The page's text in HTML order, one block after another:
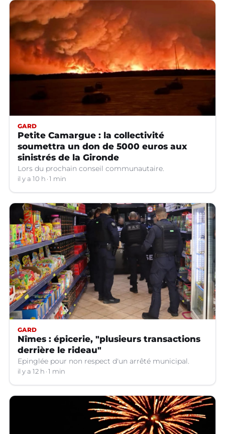
GARD
Petite Camargue : la collectivité
soumettra un don de 5000 euros aux
sinistrés de la Gironde
Lors du prochain conseil communautaire.
il y a 10 h 1 min
GARD
Nîmes : épicerie, "plusieurs transactions
derrière le rideau"
Epinglée pour non respect d'un arrêté municipal.
il y a 12 h 1 min